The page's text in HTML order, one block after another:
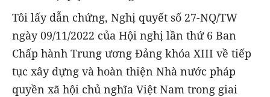
Tôi lấy dẫn chứng, Nghị quyết số 27-NQ/TW
ngày 09/11/2022 của Hội nghị lần thứ 6 Ban
Chấp hành Trung ương Đảng khóa XIII về tiếp
tục xây dựng và hoàn thiện Nhà nước pháp
quyền xã hội chủ nghĩa Việt Nam trong giai